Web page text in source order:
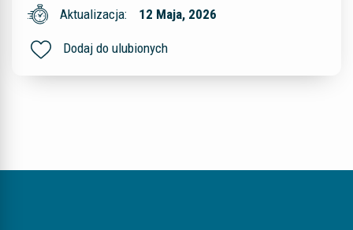
Aktualizacja: 12 Maja, 2026
Dodaj do ulubionych